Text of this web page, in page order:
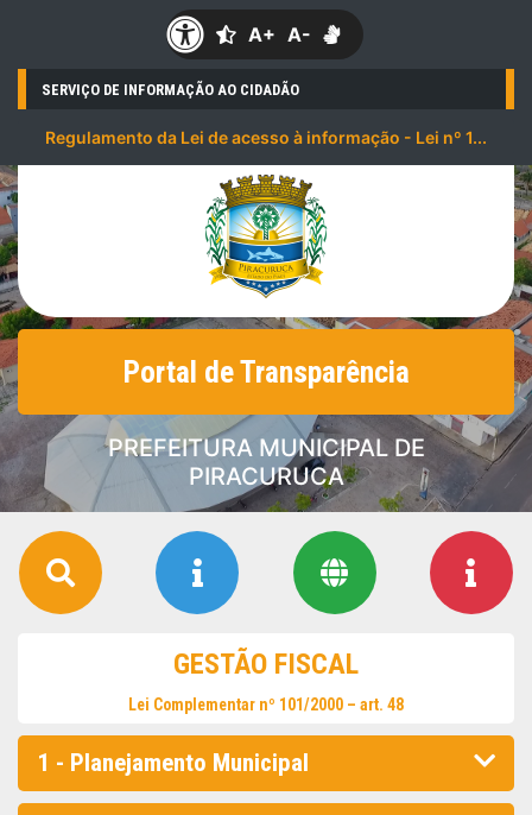
A+ A-
SERVIÇO DE INFORMAÇÃO AO CIDADÃO
Regulamento da Lei de acesso à informação - Lei nº 1...
Portal de Transparência
PREFEITURA MUNICIPAL DE
PIRACURUCA
GESTÃO FISCAL
Lei Complementar nº 101/2000 – art. 48
1 - Planejamento Municipal